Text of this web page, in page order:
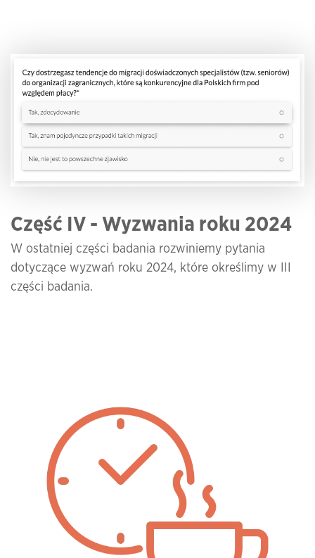
Część IV - Wyzwania roku 2024
W ostatniej części badania rozwiniemy pytania
dotyczące wyzwań roku 2024, które określimy w III
części badania.